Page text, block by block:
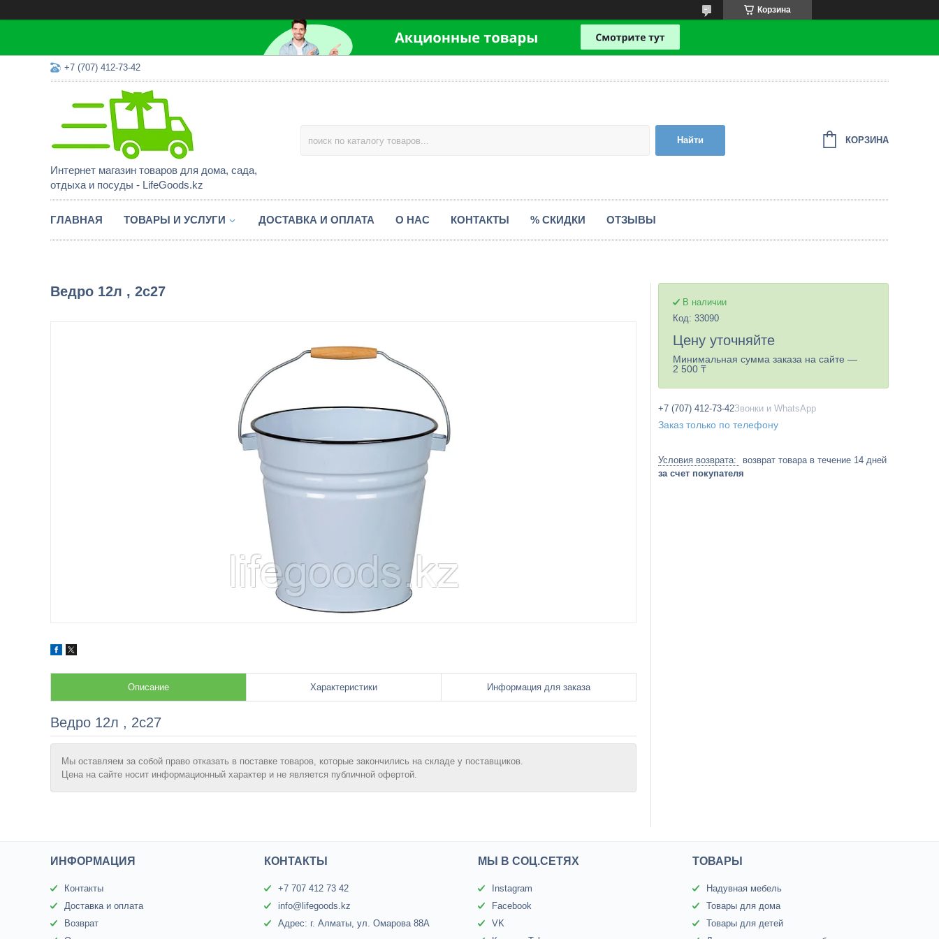
Корзина
+7 (707) 412-73-42
Интернет магазин товаров для дома, сада,
отдыха и посуды - LifeGoods.kz
Найти КОРЗИНА
ГЛАВНАЯ ТОВАРЫ И УСЛУГИ ДОСТАВКА И ОПЛАТА О НАС КОНТАКТЫ % СКИДКИ ОТЗЫВЫ
Ведро 12л , 2с27
Описание Характеристики Информация для заказа
Ведро 12л , 2с27
Мы оставляем за собой право отказать в поставке товаров, которые закончились на складе у поставщиков.
Цена на сайте носит информационный характер и не является публичной офертой.
В наличии
Код: 33090
Цену уточняйте
Минимальная сумма заказа на сайте —
2 500 ₸
+7 (707) 412-73-42Звонки и WhatsApp
Заказ только по телефону
возврат товара в течение 14 дней
за счет покупателя
ИНФОРМАЦИЯ
Контакты
Доставка и оплата
Возврат
КОНТАКТЫ
+7 707 412 73 42
info@lifegoods.kz
Адрес: г. Алматы, ул. Омарова 88А
МЫ В СОЦ.СЕТЯХ
Instagram
Facebook
VK
ТОВАРЫ
Надувная мебель
Товары для дома
Товары для детей